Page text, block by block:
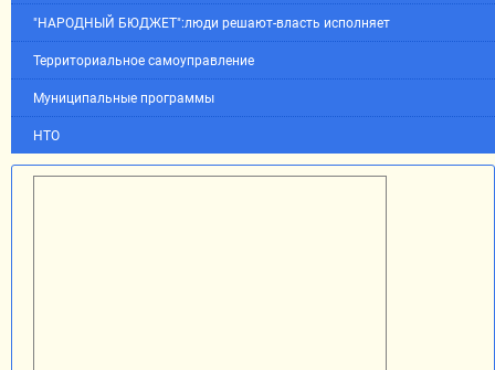
"НАРОДНЫЙ БЮДЖЕТ":люди решают-власть исполняет
Территориальное самоуправление
Муниципальные программы
НТО